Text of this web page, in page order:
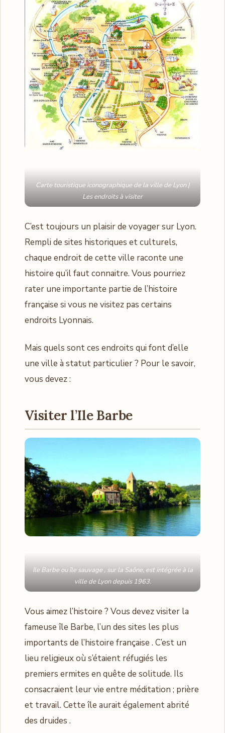
Carte touristique iconographique de la ville de Lyon |
Les endroits à visiter
C’est toujours un plaisir de voyager sur Lyon.
Rempli de sites historiques et culturels,
chaque endroit de cette ville raconte une
histoire qu’il faut connaitre. Vous pourriez
rater une importante partie de l’histoire
française si vous ne visitez pas certains
endroits Lyonnais.
Mais quels sont ces endroits qui font d’elle
une ville à statut particulier ? Pour le savoir,
vous devez :
Visiter l’Ile Barbe
Ile Barbe ou île sauvage , sur la Saône, est intégrée à la
ville de Lyon depuis 1963.
Vous aimez l’histoire ? Vous devez visiter la
fameuse île Barbe, l’un des sites les plus
importants de l’histoire française . C’est un
lieu religieux où s’étaient réfugiés les
premiers ermites en quête de solitude. Ils
consacraient leur vie entre méditation ; prière
et travail. Cette île aurait également abrité
des druides .